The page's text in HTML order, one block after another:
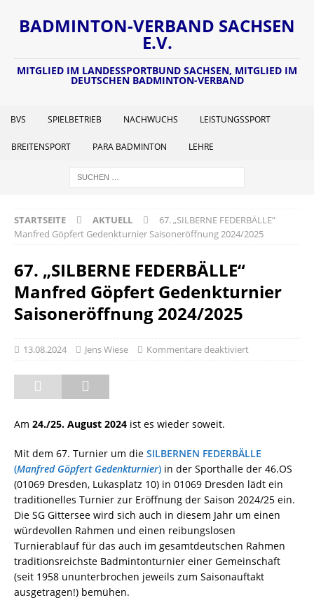
BADMINTON-VERBAND SACHSEN
E.V.
MITGLIED IM LANDESSPORTBUND SACHSEN, MITGLIED IM
DEUTSCHEN BADMINTON-VERBAND
BVS SPIELBETRIEB NACHWUCHS LEISTUNGSSPORT
BREITENSPORT PARA BADMINTON LEHRE
STARTSEITE AKTUELL
67. „SILBERNE FEDERBÄLLE“
Manfred Göpfert Gedenkturnier Saisoneröffnung 2024/2025
67. „SILBERNE FEDERBÄLLE“
Manfred Göpfert Gedenkturnier
Saisoneröffnung 2024/2025
13.08.2024 Jens Wiese Kommentare deaktiviert
Am 24./25. August 2024 ist es wieder soweit.
Mit dem 67. Turnier um die SILBERNEN FEDERBÄLLE
(Manfred Göpfert Gedenkturnier) in der Sporthalle der 46.OS
(01069 Dresden, Lukasplatz 10) in 01069 Dresden lädt ein
traditionelles Turnier zur Eröffnung der Saison 2024/25 ein.
Die SG Gittersee wird sich auch in diesem Jahr um einen
würdevollen Rahmen und einen reibungslosen
Turnierablauf für das auch im gesamtdeutschen Rahmen
traditionsreichste Badmintonturnier einer Gemeinschaft
(seit 1958 ununterbrochen jeweils zum Saisonauftakt
ausgetragen!) bemühen.